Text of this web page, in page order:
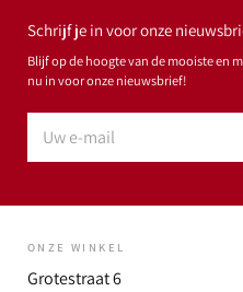
Schrijf je in voor onze
Blijf op de hoogte van de mooiste en
nu in voor onze nieuwsbrief!
ONZE WINKEL
Grotestraat 6